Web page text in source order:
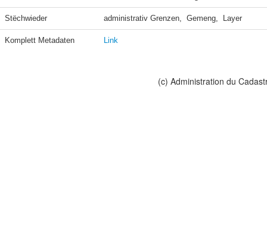
Stëchwieder administrativ Grenzen,  Gemeng,  Layer
Komplett Metadaten Link
(c) Administration du